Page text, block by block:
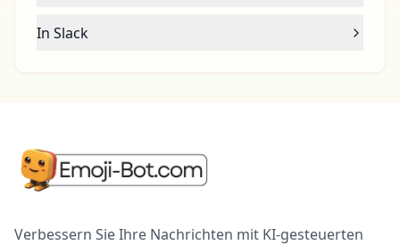
In Slack
Verbessern Sie Ihre Nachrichten mit KI-gesteuerten